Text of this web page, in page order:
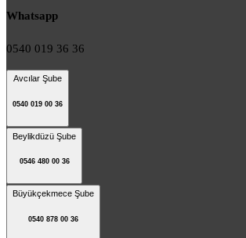
Whatsapp
0540 019 36 36
Avcılar Şube
0540 019 00 36
Beylikdüzü Şube
0546 480 00 36
Büyükçekmece Şube
0540 878 00 36